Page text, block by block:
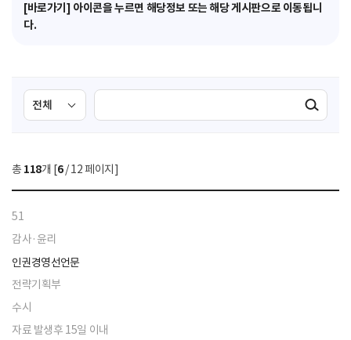
[바로가기] 아이콘을 누르면 해당정보 또는 해당 게시판으로 이동됩니
다.
검
색
선
택
색
검색실행
총 118개 [6/ 12 페이지]
51
감사·윤리
인권경영선언문
전략기획부
수시
자료 발생후 15일 이내